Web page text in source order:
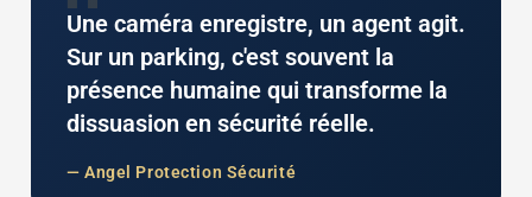
“
Une caméra enregistre, un agent agit.
Sur un parking, c'est souvent la
présence humaine qui transforme la
dissuasion en sécurité réelle.
— Angel Protection Sécurité